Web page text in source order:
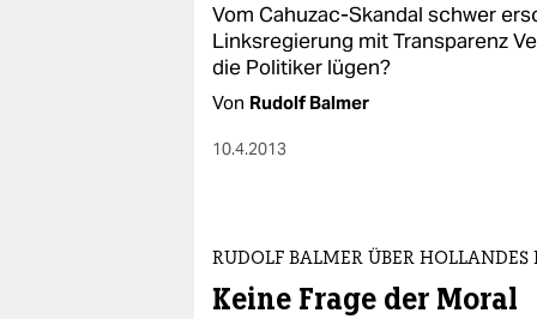
Vom Cahuzac-Skandal schwer
Linksregierung mit Transparenz
die Politiker lügen?
Von Rudolf Balmer
10.4.2013
RUDOLF BALMER ÜBER
Keine Frage der Moral